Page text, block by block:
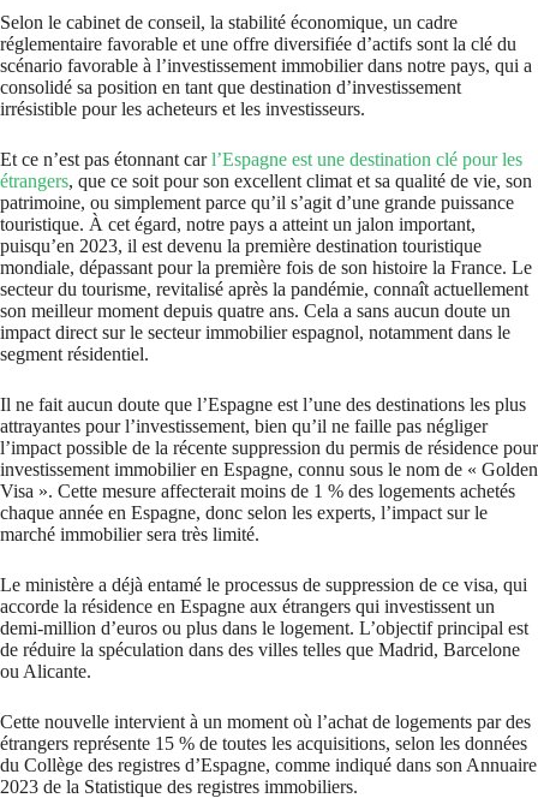
Selon le cabinet de conseil, la stabilité économique, un cadre
réglementaire favorable et une offre diversifiée d’actifs sont la clé du
scénario favorable à l’investissement immobilier dans notre pays, qui a
consolidé sa position en tant que destination d’investissement
irrésistible pour les acheteurs et les investisseurs.
Et ce n’est pas étonnant carl’Espagne est une destination clé pour les
étrangers, que ce soit pour son excellent climat et sa qualité de vie, son
patrimoine, ou simplement parce qu’il s’agit d’une grande puissance
touristique. À cet égard, notre pays a atteint un jalon important,
puisqu’en 2023, il est devenu la première destination touristique
mondiale, dépassant pour la première fois de son histoire la France. Le
secteur du tourisme, revitalisé après la pandémie, connaît actuellement
son meilleur moment depuis quatre ans. Cela a sans aucun doute un
impact direct sur le secteur immobilier espagnol, notamment dans le
segment résidentiel.
Il ne fait aucun doute que l’Espagne est l’une des destinations les plus
attrayantes pour l’investissement, bien qu’il ne faille pas négliger
l’impact possible de la récente suppression du permis de résidence pour
investissement immobilier en Espagne, connu sous le nom de « Golden
Visa ». Cette mesure affecterait moins de 1 % des logements achetés
chaque année en Espagne, donc selon les experts, l’impact sur le
marché immobilier sera très limité.
Le ministère a déjà entamé le processus de suppression de ce visa, qui
accorde la résidence en Espagne aux étrangers qui investissent un
demi-million d’euros ou plus dans le logement. L’objectif principal est
de réduire la spéculation dans des villes telles que Madrid, Barcelone
ou Alicante.
Cette nouvelle intervient à un moment où l’achat de logements par des
étrangers représente 15 % de toutes les acquisitions, selon les données
du Collège des registres d’Espagne, comme indiqué dans son Annuaire
2023 de la Statistique des registres immobiliers.